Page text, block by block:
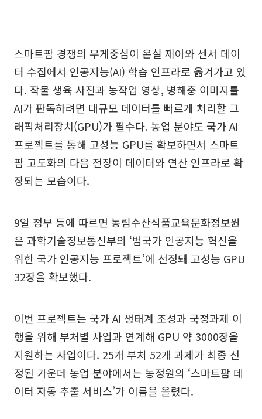
스마트팜 경쟁의 무게중심이 온실 제어와 센서 데이
터 수집에서 인공지능(AI) 학습 인프라로 옮겨가고 있
다. 작물 생육 사진과 농작업 영상, 병해충 이미지를
AI가 판독하려면 대규모 데이터를 빠르게 처리할 그
래픽처리장치(GPU)가 필수다. 농업 분야도 국가 AI
프로젝트를 통해 고성능 GPU를 확보하면서 스마트
팜 고도화의 다음 전장이 데이터와 연산 인프라로 확
장되는 모습이다.
9일 정부 등에 따르면 농림수산식품교육문화정보원
은 과학기술정보통신부의 ‘범국가 인공지능 혁신을
위한 국가 인공지능 프로젝트’에 선정돼 고성능 GPU
32장을 확보했다.
이번 프로젝트는 국가 AI 생태계 조성과 국정과제 이
행을 위해 부처별 사업과 연계해 GPU 약 3000장을
지원하는 사업이다. 25개 부처 52개 과제가 최종 선
정된 가운데 농업 분야에서는 농정원의 ‘스마트팜 데
이터 자동 추출 서비스’가 이름을 올렸다.